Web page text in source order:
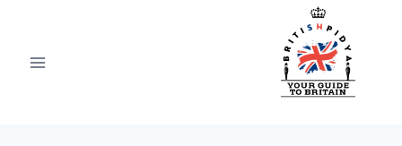
content